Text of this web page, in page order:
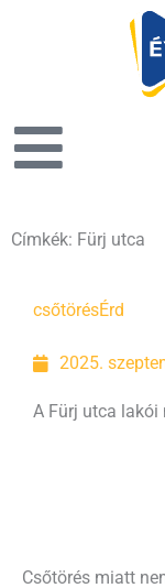
Címkék: Fürj utca
csőtörésÉrd
2025.
A Fürj utca lakói
Csőtörés miatt